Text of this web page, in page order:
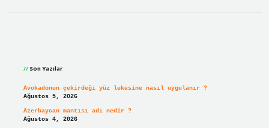
Son Yazılar
Avokadonun çekirdeği yüz lekesine nasıl uygulanır ?
Ağustos 5, 2026
Azerbaycan mantısı adı nedir ?
Ağustos 4, 2026